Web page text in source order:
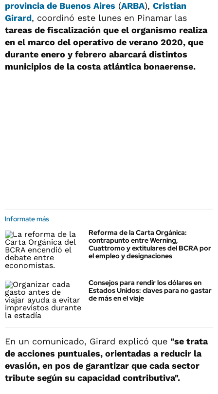
provincia de Buenos Aires (ARBA), Cristian
Girard, coordinó este lunes en Pinamar las
tareas de fiscalización que el organismo realiza
en el marco del operativo de verano 2020, que
durante enero y febrero abarcará distintos
municipios de la costa atlántica bonaerense.
Informate más
Reforma de la Carta Orgánica:
contrapunto entre Werning,
Cuattromo y extitulares del BCRA por
el empleo y designaciones
Consejos para rendir los dólares en
Estados Unidos: claves para no gastar
de más en el viaje
En un comunicado, Girard explicó que "se trata
de acciones puntuales, orientadas a reducir la
evasión, en pos de garantizar que cada sector
tribute según su capacidad contributiva".